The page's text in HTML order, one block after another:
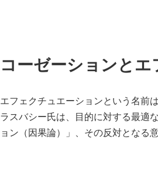
コーゼーションと
エフェクチュエーションという名前
ラスバシー氏は、目的に対する最適
ョン（因果論）」、その反対となる